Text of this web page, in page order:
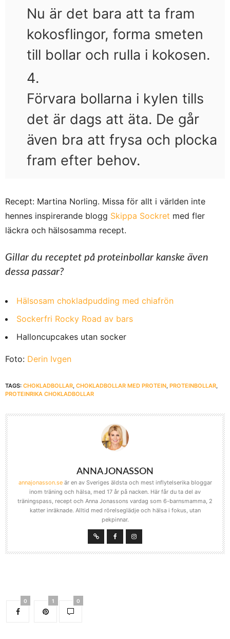
Nu är det bara att ta fram
kokosflingor, forma smeten
till bollar och rulla i kokosen.
Förvara bollarna i kylen tills
det är dags att äta. De går
även bra att frysa och plocka
fram efter behov.
Recept: Martina Norling. Missa för allt i världen inte
hennes inspirerande blogg Skippa Sockret med fler
läckra och hälsosamma recept.
Gillar du receptet på proteinbollar kanske även
dessa passar?
Hälsosam chokladpudding med chiafrön
Sockerfri Rocky Road av bars
Halloncupcakes utan socker
Foto: Derin Ivgen
TAGS: CHOKLADBOLLAR, CHOKLADBOLLAR MED PROTEIN, PROTEINBOLLAR,
PROTEINRIKA CHOKLADBOLLAR
ANNA JONASSON
annajonasson.seär en av Sveriges äldsta och mest inflytelserika bloggar
inom träning och hälsa, med 17 år på nacken. Här får du ta del av
träningspass, recept och Anna Jonassons vardag som 6-barnsmamma, 2
katter inräknade. Alltid med rörelseglädje och hälsa i fokus, utan
pekpinnar.
0 1 0